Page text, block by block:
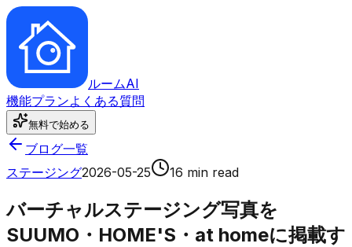
ルームAI
機能プランよくある質問
無料で始める
ブログ一覧
ステージング2026-05-25 16 min read
バーチャルステージング写真を
SUUMO・HOME'S・at homeに掲載す